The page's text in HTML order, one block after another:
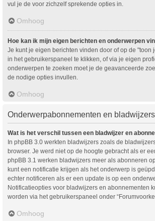
vul je de voor zichzelf sprekende opties in.
Omhoog
Hoe kan ik mijn eigen berichten en onderwerpen
Je kunt je eigen berichten vinden door of op de "toon
in het gebruikerspaneel te klikken, of via je eigen
onderwerpen te zoeken moet je de geavanceerde
de nodige opties invullen.
Omhoog
Onderwerpabonnementen en bladwijzers
Wat is het verschil tussen een bladwijzer en
In phpBB 3.0 werkten bladwijzers zoals de
browser. Je werd niet op de hoogte gebracht als er
phpBB 3.1 werken bladwijzers meer als abonneren
kunt een notificatie krijgen als het onderwerp is
echter notificeren als er een update is op een
Notificatieopties voor bladwijzers en abonnementen
worden via het gebruikerspaneel onder
Omhoog